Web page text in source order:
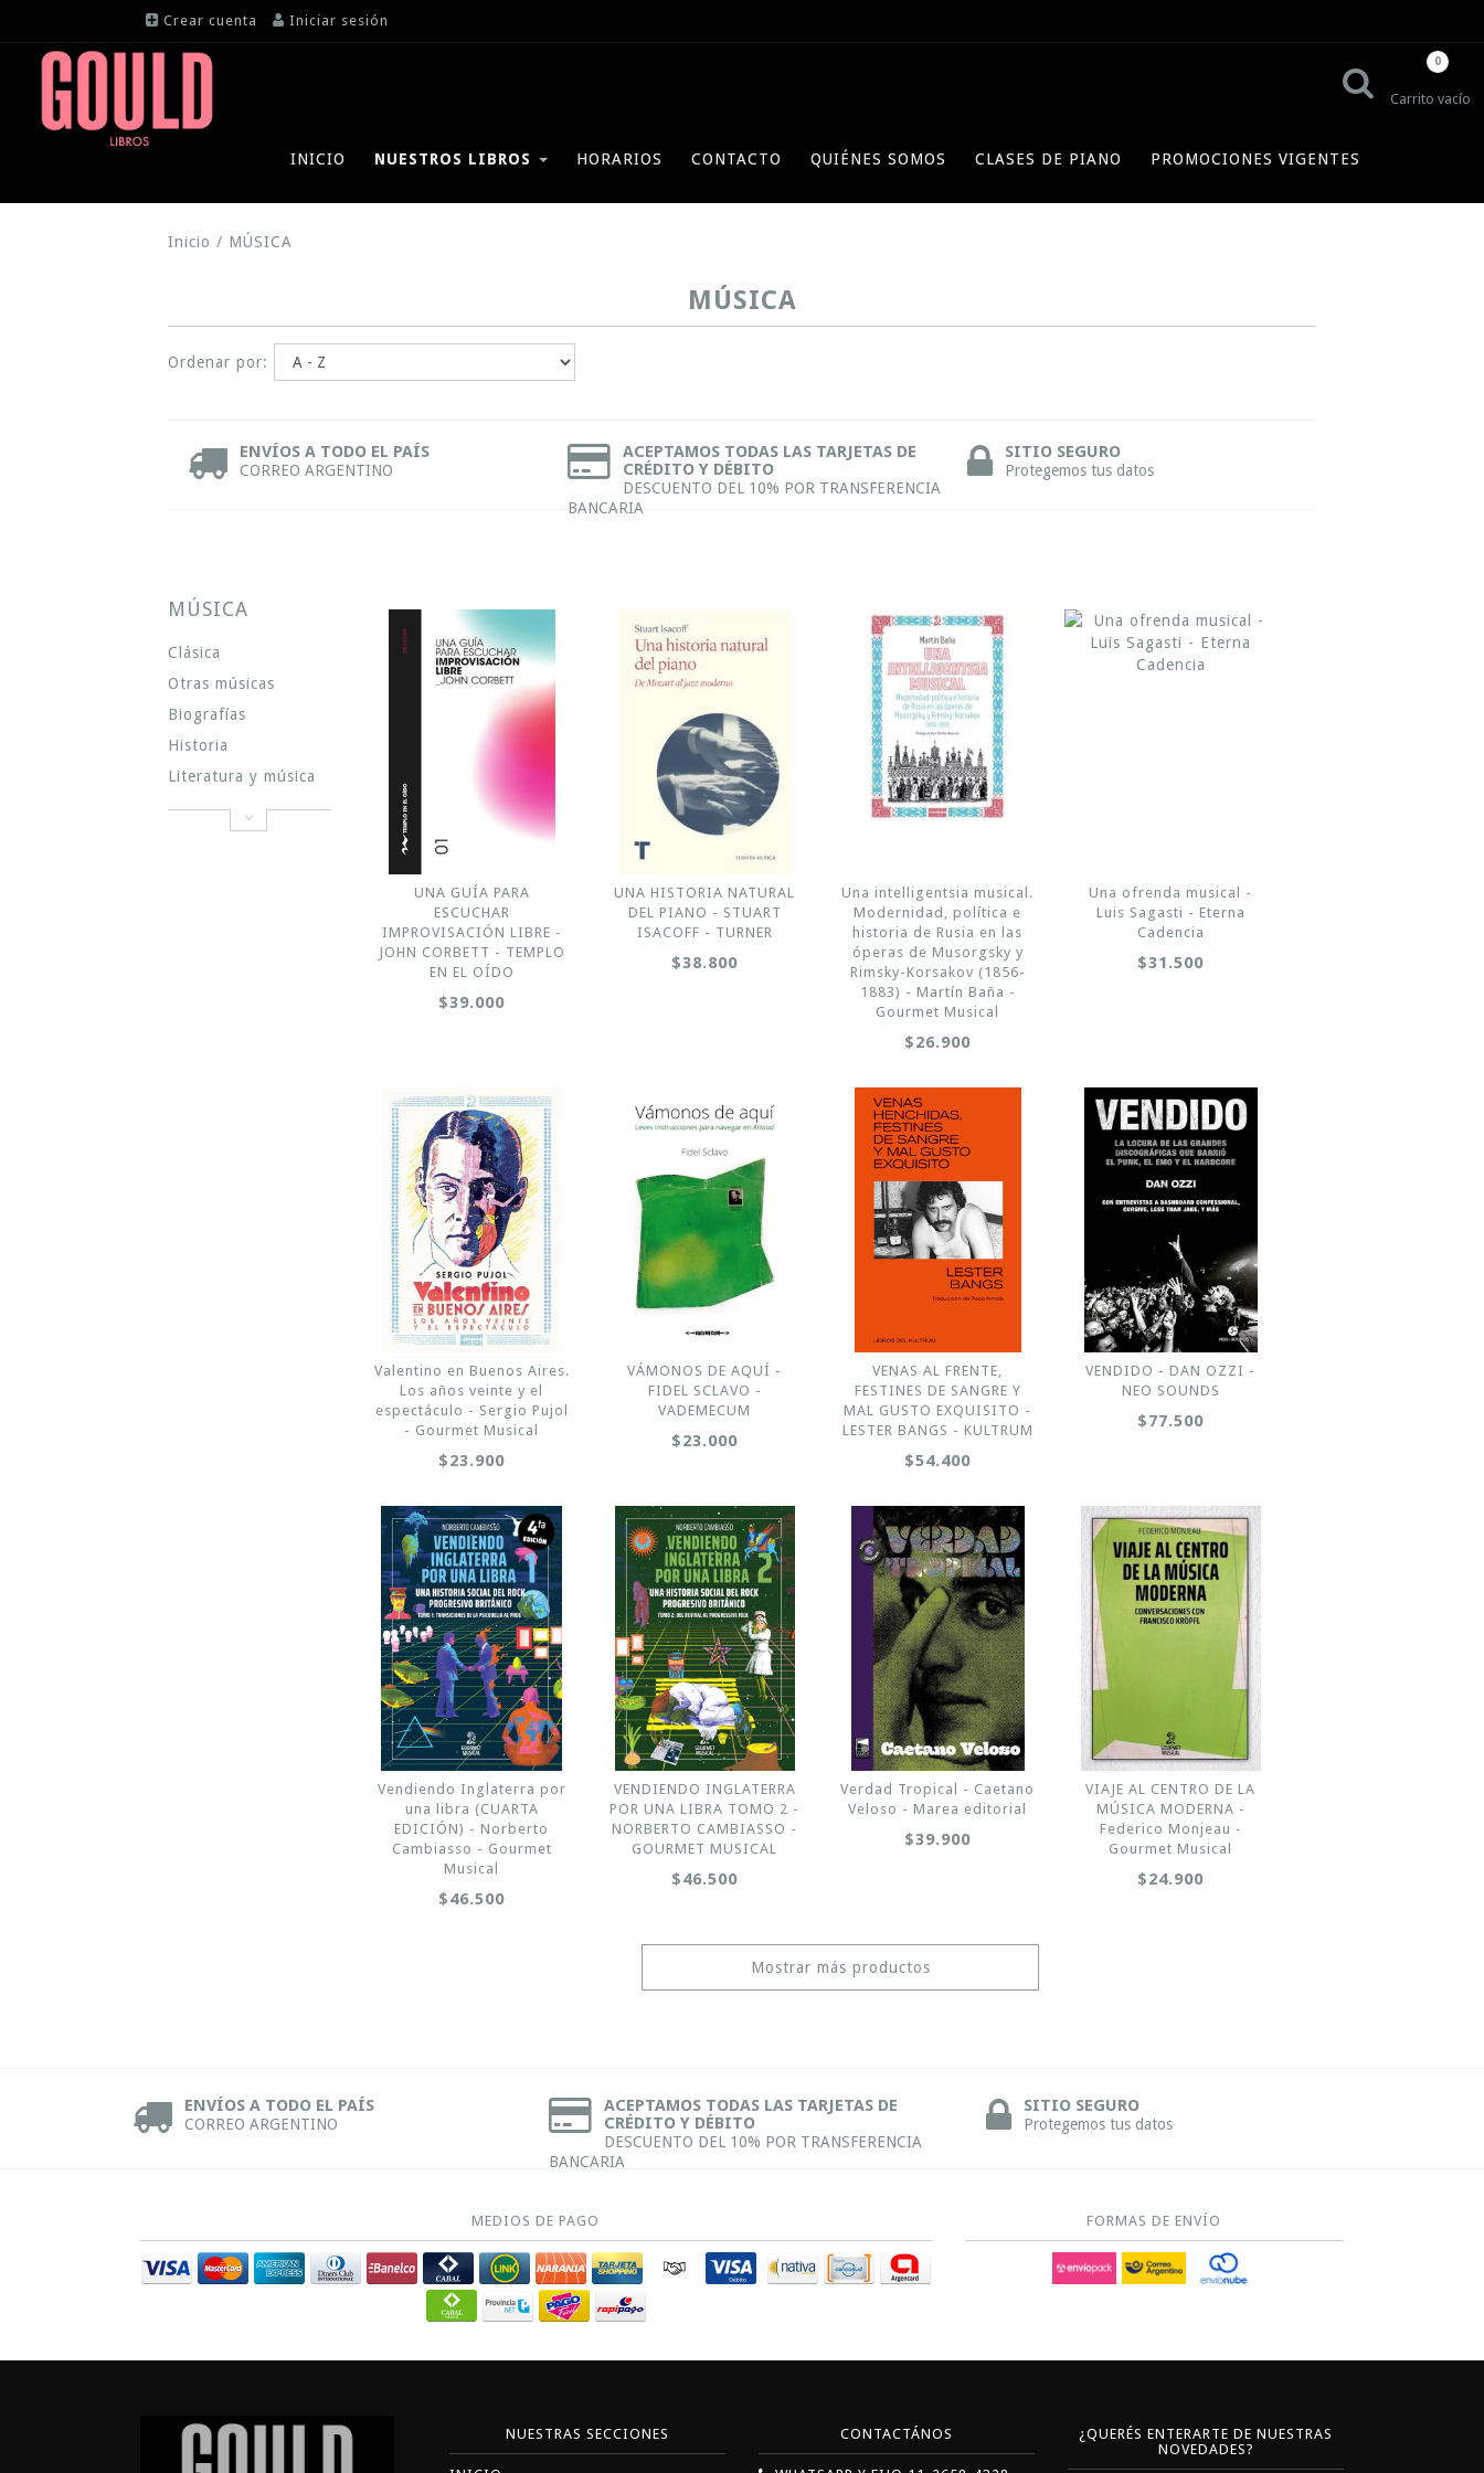
Crear cuenta Iniciar sesión
Carrito vacío
0
INICIO NUESTROS LIBROS HORARIOS CONTACTO QUIÉNES SOMOS CLASES DE PIANO PROMOCIONES VIGENTES
Inicio / MÚSICA
MÚSICA
Ordenar por:
ENVÍOS A TODO EL PAÍS
CORREO ARGENTINO
ACEPTAMOS TODAS LAS TARJETAS DE
CRÉDITO Y DÉBITO
DESCUENTO DEL 10% POR TRANSFERENCIA
BANCARIA
SITIO SEGURO
Protegemos tus datos
MÚSICA
Clásica
Otras músicas
Biografías
Historia
Literatura y música
UNA GUÍA PARA
ESCUCHAR
IMPROVISACIÓN LIBRE -
JOHN CORBETT - TEMPLO
EN EL OÍDO
$39.000
UNA HISTORIA NATURAL
DEL PIANO - STUART
ISACOFF - TURNER
$38.800
Una intelligentsia musical.
Modernidad, política e
historia de Rusia en las
óperas de Musorgsky y
Rimsky-Korsakov (1856-
1883) - Martín Baña -
Gourmet Musical
$26.900
Una ofrenda musical -
Luis Sagasti - Eterna
Cadencia
$31.500
Valentino en Buenos Aires.
Los años veinte y el
espectáculo - Sergio Pujol
- Gourmet Musical
$23.900
VÁMONOS DE AQUÍ -
FIDEL SCLAVO -
VADEMECUM
$23.000
VENAS AL FRENTE,
FESTINES DE SANGRE Y
MAL GUSTO EXQUISITO -
LESTER BANGS - KULTRUM
$54.400
VENDIDO - DAN OZZI -
NEO SOUNDS
$77.500
Vendiendo Inglaterra por
una libra (CUARTA
EDICIÓN) - Norberto
Cambiasso - Gourmet
Musical
$46.500
VENDIENDO INGLATERRA
POR UNA LIBRA TOMO 2 -
NORBERTO CAMBIASSO -
GOURMET MUSICAL
$46.500
Verdad Tropical - Caetano
Veloso - Marea editorial
$39.900
VIAJE AL CENTRO DE LA
MÚSICA MODERNA -
Federico Monjeau -
Gourmet Musical
$24.900
Mostrar más productos
ENVÍOS A TODO EL PAÍS
CORREO ARGENTINO
ACEPTAMOS TODAS LAS TARJETAS DE
CRÉDITO Y DÉBITO
DESCUENTO DEL 10% POR TRANSFERENCIA
BANCARIA
SITIO SEGURO
Protegemos tus datos
MEDIOS DE PAGO FORMAS DE ENVÍO
NUESTRAS SECCIONES CONTACTÁNOS
¿QUERÉS ENTERARTE DE NUESTRAS
NOVEDADES?